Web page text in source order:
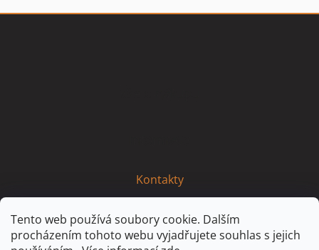
Tento web používá soubory cookie. Dalším
procházením tohoto webu vyjadřujete souhlas s jejich
Kontakty